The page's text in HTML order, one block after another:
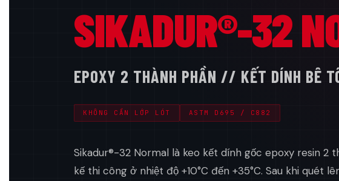
SIKADUR®-32
EPOXY 2 THÀNH PHẦN // KẾT DÍNH BÊ
KHÔNG CẦN LỚP LÓT ASTM D695 / C882
Sikadur®-32 Normal là keo kết dính gốc epoxy resin 2
kế thi công ở nhiệt độ +10°C đến +35°C. Sau khi quét